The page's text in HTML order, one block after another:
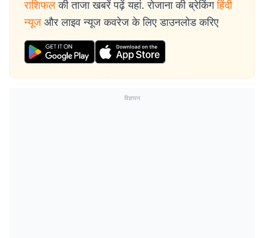
राशिफल की ताजा खबरें पढ़ें यहां. रोजाना की ब्रेकिंग हिंदी
न्यूज और लाइव न्यूज कवरेज के लिए डाउनलोड करिए
विज्ञापन